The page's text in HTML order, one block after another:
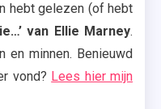
hebt gelezen (of hebt
van Ellie Marney.
minnen. Benieuwd
vond? Lees hier mijn